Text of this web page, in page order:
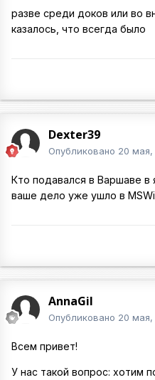
разве среди доков или во
казалось, что всегда было
Dexter39
Опубликовано 20 мая,
Кто подавался в Варшаве в
ваше дело уже ушло в
AnnaGil
Опубликовано 20 мая,
Всем привет!
У нас такой вопрос: хотим